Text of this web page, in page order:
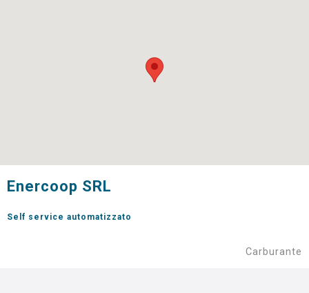
Enercoop SRL
Self service automatizzato
Carburante